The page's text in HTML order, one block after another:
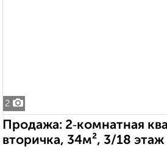
2
Продажа: 2‑комнатная
вторичка, 34м², 3/18 этаж